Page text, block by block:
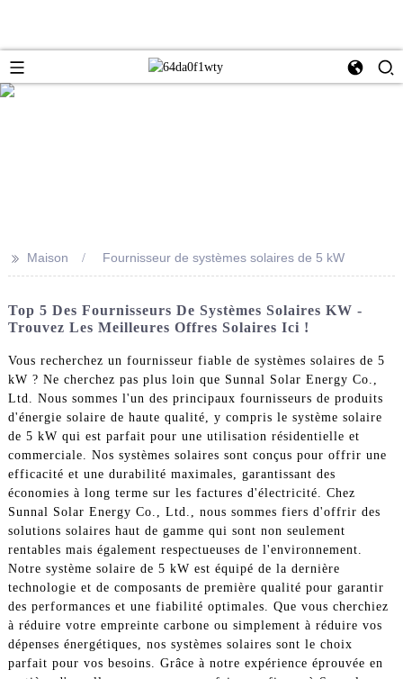
>> Maison Fournisseur de systèmes solaires de 5 kW
Top 5 Des Fournisseurs De Systèmes Solaires KW -
Trouvez Les Meilleures Offres Solaires Ici !
Vous recherchez un fournisseur fiable de systèmes solaires de 5
kW ? Ne cherchez pas plus loin que Sunnal Solar Energy Co.,
Ltd. Nous sommes l'un des principaux fournisseurs de produits
d'énergie solaire de haute qualité, y compris le système solaire
de 5 kW qui est parfait pour une utilisation résidentielle et
commerciale. Nos systèmes solaires sont conçus pour offrir une
efficacité et une durabilité maximales, garantissant des
économies à long terme sur les factures d'électricité. Chez
Sunnal Solar Energy Co., Ltd., nous sommes fiers d'offrir des
solutions solaires haut de gamme qui sont non seulement
rentables mais également respectueuses de l'environnement.
Notre système solaire de 5 kW est équipé de la dernière
technologie et de composants de première qualité pour garantir
des performances et une fiabilité optimales. Que vous cherchiez
à réduire votre empreinte carbone ou simplement à réduire vos
dépenses énergétiques, nos systèmes solaires sont le choix
parfait pour vos besoins. Grâce à notre expérience éprouvée en